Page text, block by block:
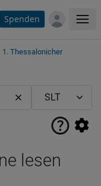
Spenden
1. Thessalonicher
lesen